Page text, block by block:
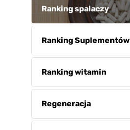
Ranking spalaczy
Ranking Suplementów
Ranking witamin
Regeneracja